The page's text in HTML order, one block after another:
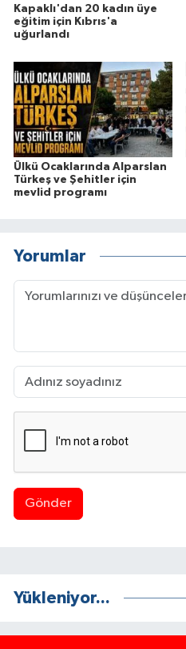
Kapaklı'dan 20 kadın üye
eğitim için Kıbrıs'a
uğurlandı
Ülkü Ocaklarında Alparslan
Türkeş ve Şehitler için
mevlid programı
Yorumlar
Gönder
Yükleniyor...